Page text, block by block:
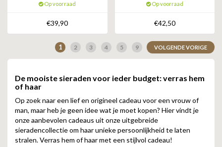
Op voorraad
€39,90
Op voorraad
€42,50
1 2 3 4 5 9 VOLGENDE VORIGE
De mooiste sieraden voor ieder budget: verras hem
of haar
Op zoek naar een lief en origineel cadeau voor een vrouw of
man, maar heb je geen idee wat je moet kopen? Hier vindt je
onze aanbevolen cadeaus uit onze uitgebreide
sieradencollectie om haar unieke persoonlijkheid te laten
stralen. Verras hem of haar met een stijlvol cadeau!